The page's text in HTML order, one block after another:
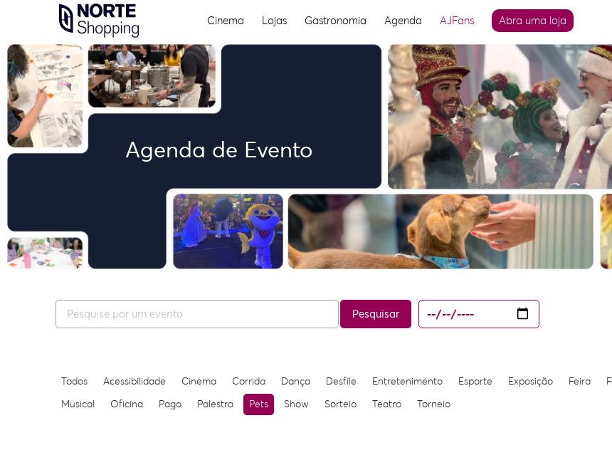
Skip
to
content
Cinema Lojas Gastronomia Agenda AJFans Abra uma loja
Agenda de Evento
Pesquisar
Todos Acessibilidade Cinema Corrida Dança Desfile Entretenimento Esporte Exposição Feira
Musical
Oficina Pago Palestra Pets Show Sorteio Teatro Torneio